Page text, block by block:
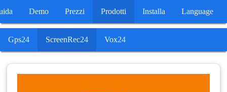
Demo Prezzi Prodotti Installa Language
Gps24 ScreenRec24 Vox24